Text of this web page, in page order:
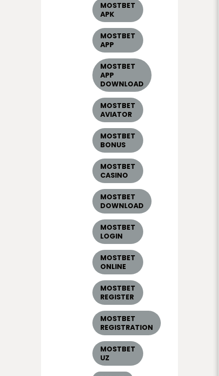
MOSTBET
APK
MOSTBET
APP
MOSTBET
APP
DOWNLOAD
MOSTBET
AVIATOR
MOSTBET
BONUS
MOSTBET
CASINO
MOSTBET
DOWNLOAD
MOSTBET
LOGIN
MOSTBET
ONLINE
MOSTBET
REGISTER
MOSTBET
REGISTRATION
MOSTBET
UZ